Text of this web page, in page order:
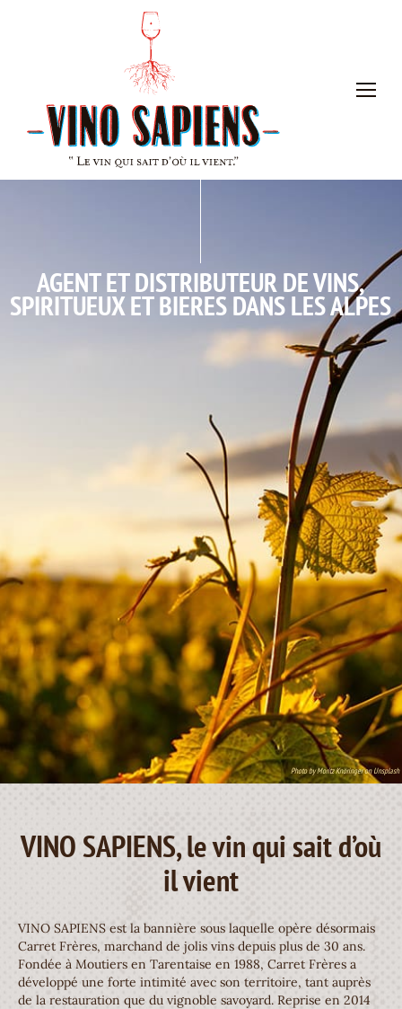
Photo by Moritz Knöringer on Unsplash
AGENT ET DISTRIBUTEUR DE VINS,
SPIRITUEUX ET BIERES DANS LES ALPES
VINO SAPIENS, le vin qui sait d’où
il vient
VINO SAPIENS est la bannière sous laquelle opère désormais
Carret Frères, marchand de jolis vins depuis plus de 30 ans.
Fondée à Moutiers en Tarentaise en 1988, Carret Frères a
développé une forte intimité avec son territoire, tant auprès
de la restauration que du vignoble savoyard. Reprise en 2014